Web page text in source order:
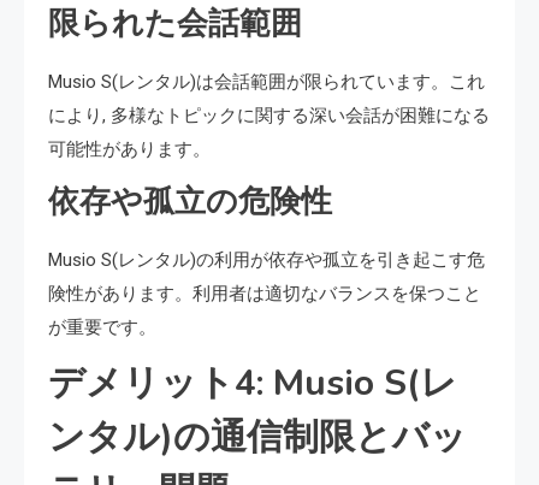
限られた会話範囲
Musio S(レンタル)は会話範囲が限られています。これ
により, 多様なトピックに関する深い会話が困難になる
可能性があります。
依存や孤立の危険性
Musio S(レンタル)の利用が依存や孤立を引き起こす危
険性があります。利用者は適切なバランスを保つこと
が重要です。
デメリット4: Musio S(レ
ンタル)の通信制限とバッ